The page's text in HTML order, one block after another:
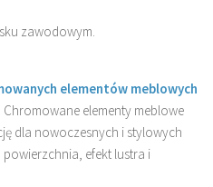
zawodowym.
elementów meblowych
Chromowane elementy meblowe
dla nowoczesnych i stylowych
efekt lustra i